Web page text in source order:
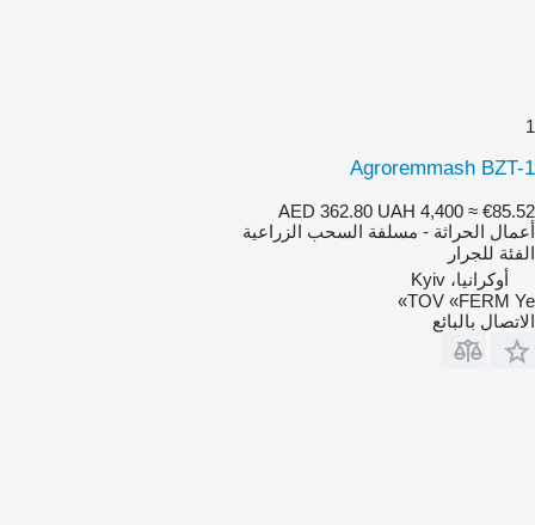
1
Agroremmash BZT-1
AED 362.80 UAH 4,400 ≈ €85.52
أعمال الحراثة - مسلفة السحب الزراعية
الفئة للجرار
أوكرانيا، Kyiv
TOV «FERM Ye»
الاتصال بالبائع